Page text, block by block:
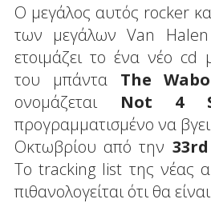
Ο μεγάλος αυτός rocker
των μεγάλων Van Halen
ετοιμάζει το ένα νέο cd
του μπάντα The
ονομάζεται Not 4
προγραμματισμένο να
Οκτωβρίου από την
Το tracking list της νέας
πιθανολογείται ότι θα